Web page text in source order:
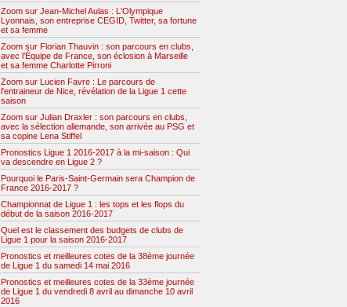
Zoom sur Jean-Michel Aulas : L'Olympique
Lyonnais, son entreprise CEGID, Twitter, sa fortune
et sa femme
Zoom sur Florian Thauvin : son parcours en clubs,
avec l’Équipe de France, son éclosion à Marseille
et sa femme Charlotte Pirroni
Zoom sur Lucien Favre : Le parcours de
l'entraineur de Nice, révélation de la Ligue 1 cette
saison
Zoom sur Julian Draxler : son parcours en clubs,
avec la sélection allemande, son arrivée au PSG et
sa copine Lena Stiffel
Pronostics Ligue 1 2016-2017 à la mi-saison : Qui
va descendre en Ligue 2 ?
Pourquoi le Paris-Saint-Germain sera Champion de
France 2016-2017 ?
Championnat de Ligue 1 : les tops et les flops du
début de la saison 2016-2017
Quel est le classement des budgets de clubs de
Ligue 1 pour la saison 2016-2017
Pronostics et meilleures cotes de la 38ème journée
de Ligue 1 du samedi 14 mai 2016
Pronostics et meilleures cotes de la 33ème journée
de Ligue 1 du vendredi 8 avril au dimanche 10 avril
2016